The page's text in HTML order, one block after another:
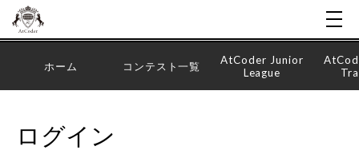
ホーム コンテスト一覧
AtCoder Junior
League
ログイン